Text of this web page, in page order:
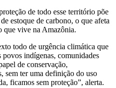
de todo esse território põe
estoque de carbono, o que afeta
que vive na Amazônia.
todo de urgência climática que
povos indígenas, comunidades
de conservação,
sem ter uma definição do uso
ficamos sem proteção”, alerta.